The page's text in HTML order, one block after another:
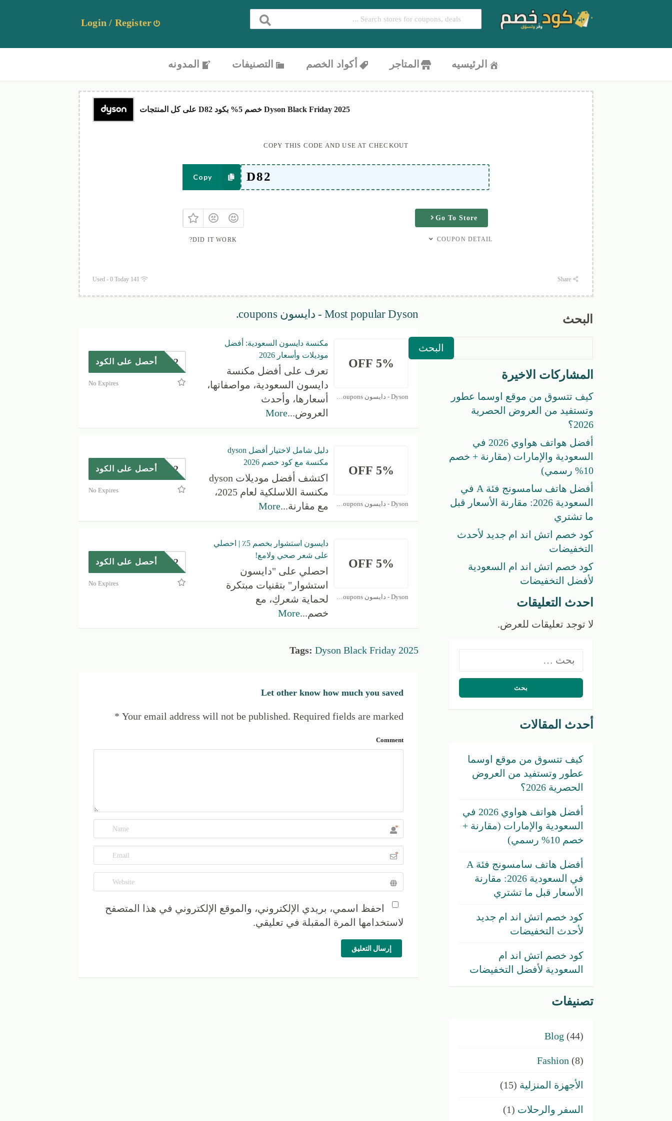
Login / Register
الرئيسيه المتاجر أكواد الخصم التصنيفات المدونه
Dyson Black Friday 2025 خصم 5% بكود D82 على كل المنتجات
COPY THIS CODE AND USE AT CHECKOUT
Copy
DID IT WORK?
Go To Store
COUPON DETAIL
141 Used - 0 Today Share
Most popular Dyson - دايسون coupons.
5% OFF
Dyson - دايسون Coupons
مكنسة دايسون السعودية: أفضل
موديلات وأسعار 2026
تعرف على أفضل مكنسة
دايسون السعودية، مواصفاتها،
أسعارها، وأحدث
العروض...
More
D82 أحصل على الكود
No Expires
5% OFF
Dyson - دايسون Coupons
دليل شامل لاختيار أفضل dyson
مكنسة مع كود خصم 2026
اكتشف أفضل موديلات dyson
مكنسة اللاسلكية لعام 2025،
مع مقارنة...
More
D82 أحصل على الكود
No Expires
5% OFF
Dyson - دايسون Coupons
دايسون استشوار بخصم 5٪ | احصلي
على شعر صحي ولامع!
احصلي على "دايسون
استشوار" بتقنيات مبتكرة
لحماية شعركِ، مع
خصم...
More
D82 أحصل على الكود
No Expires
Tags: Dyson Black Friday 2025
Let other know how much you saved
Your email address will not be published. Required fields are marked
*
Comment
*
*
احفظ اسمي، بريدي الإلكتروني، والموقع الإلكتروني في هذا المتصفح
لاستخدامها المرة المقبلة في تعليقي.
إرسال التعليق
البحث
البحث
المشاركات الاخيرة
كيف تتسوق من موقع اوسما عطور
وتستفيد من العروض الحصرية
2026؟
أفضل هواتف هواوي 2026 في
السعودية والإمارات (مقارنة + خصم
10% رسمي)
أفضل هاتف سامسونج فئة A في
السعودية 2026: مقارنة الأسعار قبل
ما تشتري
كود خصم اتش اند ام جديد لأحدث
التخفيضات
كود خصم اتش اند ام السعودية
لأفضل التخفيضات
احدث التعليقات
لا توجد تعليقات للعرض.
أحدث المقالات
كيف تتسوق من موقع اوسما
عطور وتستفيد من العروض
الحصرية 2026؟
أفضل هواتف هواوي 2026 في
السعودية والإمارات (مقارنة +
خصم 10% رسمي)
أفضل هاتف سامسونج فئة A
في السعودية 2026: مقارنة
الأسعار قبل ما تشتري
كود خصم اتش اند ام جديد
لأحدث التخفيضات
كود خصم اتش اند ام
السعودية لأفضل التخفيضات
تصنيفات
Blog (44)
Fashion (8)
الأجهزة المنزلية (15)
السفر والرحلات (1)